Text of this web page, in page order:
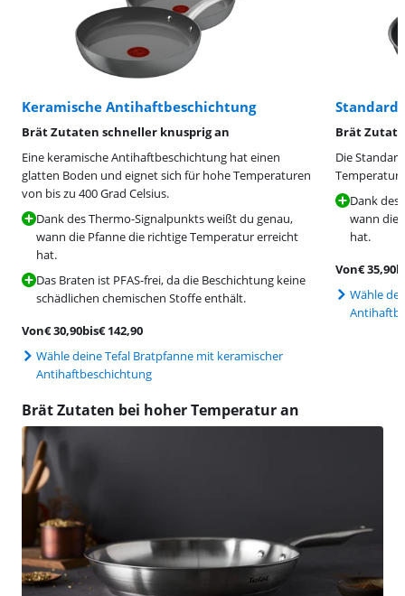
Keramische Antihaftbeschichtung
Brät Zutaten schneller knusprig an
Eine keramische Antihaftbeschichtung hat einen
glatten Boden und eignet sich für hohe Temperaturen
von bis zu 400 Grad Celsius.
Dank des Thermo-Signalpunkts weißt du genau,
wann die Pfanne die richtige Temperatur erreicht
hat.
Das Braten ist PFAS-frei, da die Beschichtung keine
schädlichen chemischen Stoffe enthält.
Von€30,90bis€142,90
Wähle deine Tefal Bratpfanne mit keramischer
Antihaftbeschichtung
Brät
Die
Dank des
wann die
hat.
Von€35,90
Wähle
Brät Zutaten bei hoher Temperatur an